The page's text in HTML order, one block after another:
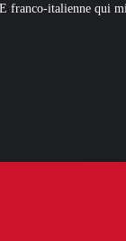
du « mini nucléaire »